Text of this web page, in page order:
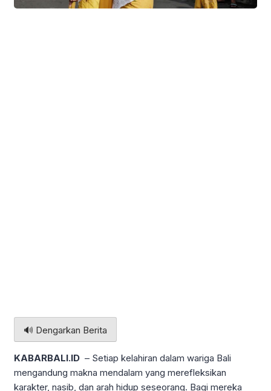
🔊 Dengarkan Berita
KABARBALI.ID – Setiap kelahiran dalam wariga Bali
mengandung makna mendalam yang merefleksikan
karakter, nasib, dan arah hidup seseorang. Bagi mereka